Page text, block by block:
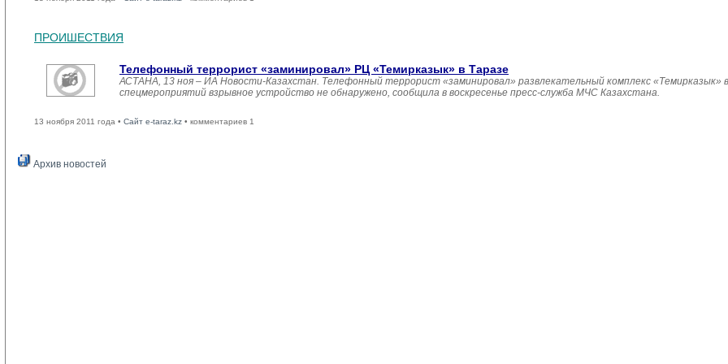
ПРОИШЕСТВИЯ
Телефонный террорист «заминировал» РЦ «Темирказык» в Таразе
АСТАНА, 13 ноя – ИА Новости-Казахстан. Телефонный террорист «заминировал» развлекательный комплекс «Темирказык» в
спецмероприятий взрывное устройство не обнаружено, сообщила в воскресенье пресс-служба МЧС Казахстана.
13 ноября 2011 года • Сайт e-taraz.kz • комментариев 1
Архив новостей